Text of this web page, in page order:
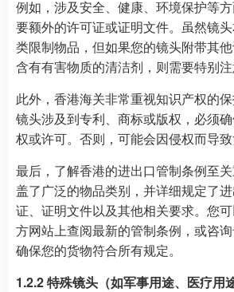
例如，涉及安全、健康、环境保护等
要额外的许可证或证明文件。虽然镜
类限制物品，但如果您的镜头附带其
含有有害物质的清洁剂，则需要特别注
此外，香港海关非常重视知识产权的
镜头涉及到专利、商标或版权，必须
权或许可。否则，可能会因侵权而导致
最后，了解香港的进出口管制条例至
盖了广泛的物品类别，并详细规定了
证、证明文件以及其他相关要求。您
方网站上查阅最新的管制条例，或咨
确保您的货物符合所有规定。
1.2.2 特殊镜头（如军事用途、医疗用